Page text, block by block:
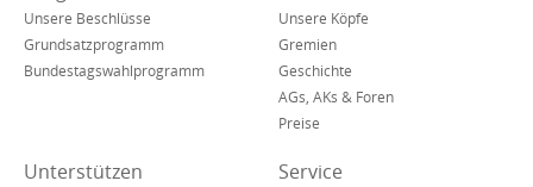
Netzwerken
Navigation
Unsere Beschlüsse
Grundsatzprogramm
Bundestagswahlprogramm
Unsere Köpfe
Gremien
Geschichte
AGs, AKs & Foren
Preise
Unterstützen Service